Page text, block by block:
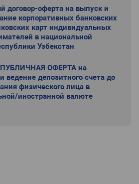
договор-оферта на выпуск и
корпоративных банковских
карт индивидуальных
в национальной
Узбекстан
ПУБЛИЧНАЯ ОФЕРТА на
ведение депозитного счета до
физического лица в
иностранной валюте